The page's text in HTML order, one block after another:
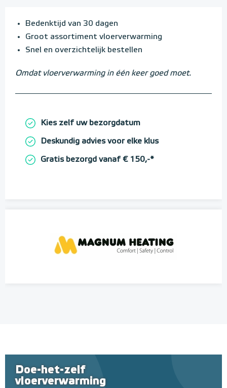
Bedenktijd van 30 dagen
Groot assortiment vloerverwarming
Snel en overzichtelijk bestellen
Omdat vloerverwarming in één keer goed moet.
Kies zelf uw bezorgdatum
Deskundig advies voor elke klus
Gratis bezorgd vanaf € 150,-*
Doe-het-zelf
vloerverwarming